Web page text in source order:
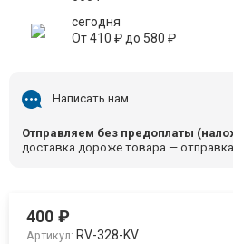
сегодня
От 410 ₽ до 580 ₽
Написать нам
Отправляем без предоплаты
доставка дороже товара —
400₽
Артикул: RV-328-KV